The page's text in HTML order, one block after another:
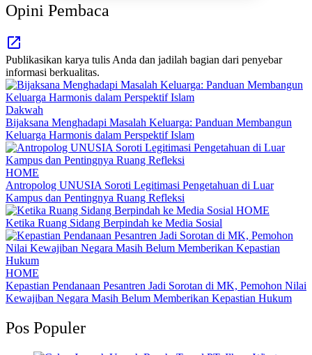
Opini Pembaca
Publikasikan karya tulis Anda dan jadilah bagian dari penyebar
informasi berkualitas.
Dakwah
Bijaksana Menghadapi Masalah Keluarga: Panduan Membangun
Keluarga Harmonis dalam Perspektif Islam
HOME
Antropolog UNUSIA Soroti Legitimasi Pengetahuan di Luar
Kampus dan Pentingnya Ruang Refleksi
HOME
Ketika Ruang Sidang Berpindah ke Media Sosial
HOME
Kepastian Pendanaan Pesantren Jadi Sorotan di MK, Pemohon Nilai
Kewajiban Negara Masih Belum Memberikan Kepastian Hukum
Pos Populer